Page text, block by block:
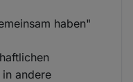
haben"
andere